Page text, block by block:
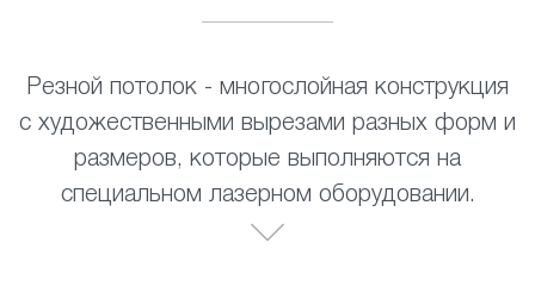
Резной потолок - многослойная конструкция
с художественными вырезами разных форм и
размеров, которые выполняются на
специальном лазерном оборудовании.